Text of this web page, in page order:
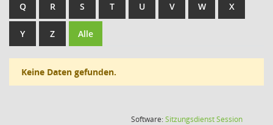
Q R S T U V W X
Y Z Alle
Keine Daten gefunden.
Software:SitzungsdienstSession(Wird in